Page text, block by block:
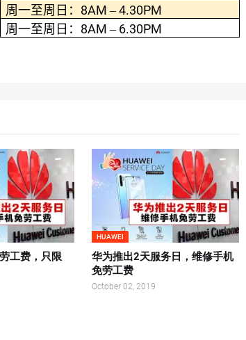
周一至周日： 8AM–4.30PM
周一至周日： 8AM–6.30PM
工费，只限
HUAWEI
华为推出2天服务日，维修手机
免劳工费
October 02, 2019